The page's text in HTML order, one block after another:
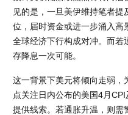
见的是，一旦美伊维持笔者提
位，届时资金或进一步涌入高
全球经济下行构成对冲。而若
存降息一次可能。
这一背景下美元将倾向走弱，
点关注日内公布的美国4月
提供线索。若通胀升温，则需